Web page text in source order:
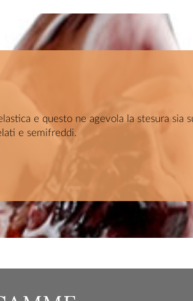
e questo ne agevola la stesura sia
e semifreddi.